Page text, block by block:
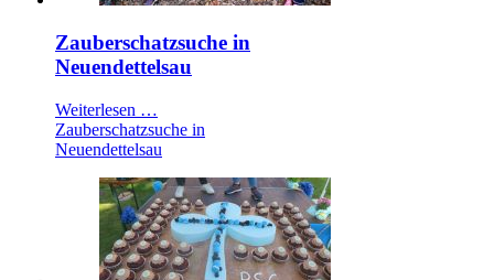
Zauberschatzsuche in
Neuendettelsau
Weiterlesen …
Zauberschatzsuche in
Neuendettelsau